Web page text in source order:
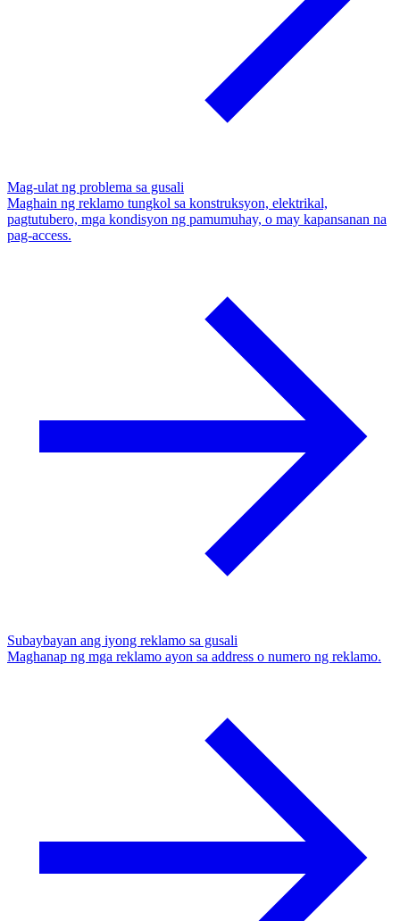
Mag-ulat ng problema sa gusali
Maghain ng reklamo tungkol sa konstruksyon, elektrikal,
pagtutubero, mga kondisyon ng pamumuhay, o may kapansanan na
pag-access.
Subaybayan ang iyong reklamo sa gusali
Maghanap ng mga reklamo ayon sa address o numero ng reklamo.